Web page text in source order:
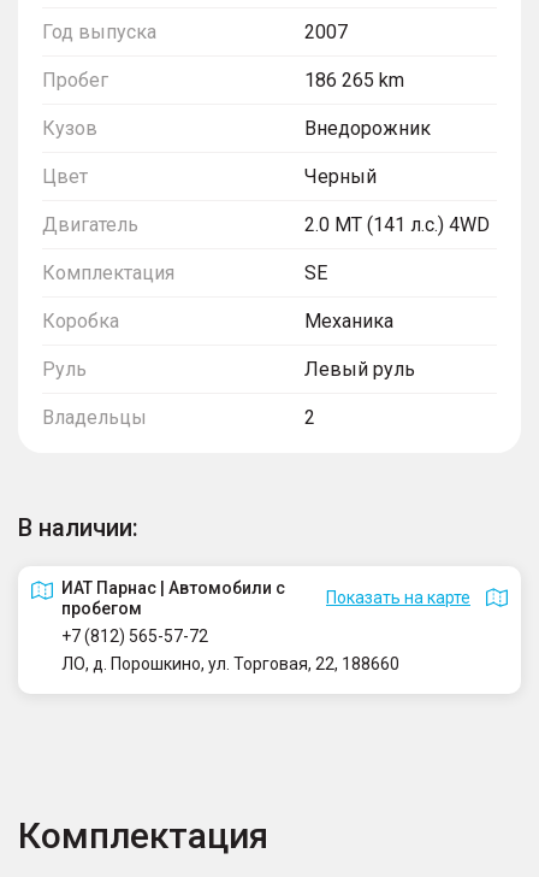
Год выпуска 2007
Пробег 186 265 km
Кузов Внедорожник
Цвет Черный
Двигатель 2.0 MT (141 л.с.) 4WD
Комплектация SE
Коробка Механика
Руль Левый руль
Владельцы 2
В наличии:
ИАТ Парнас | Автомобили с
пробегом
Показать на карте
+7 (812) 565-57-72
ЛО, д. Порошкино, ул. Торговая, 22, 188660
Комплектация